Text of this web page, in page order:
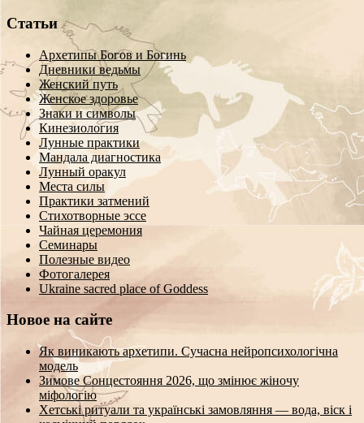
Статьи
Архетипы Богов и Богинь
Дневники ведьмы
Женский путь
Женское здоровье
Знаки и символы
Кинезиология
Лунные практики
Мандала диагностика
Лунный оракул
Места силы
Практики затмений
Стихотворные эссе
Чайная церемония
Семинары
Полезные видео
Фотогалерея
Ukraine sacred place of Goddess
Новое на сайте
Як виникають архетипи. Сучасна нейропсихологічна
модель
Зимове Сонцестояння 2026, що змінює жіночу
міфологію
Хетські ритуали та українські замовляння — вода, віск і